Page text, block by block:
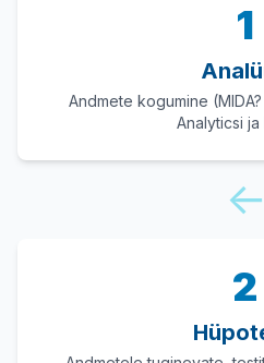
1
Andmete kogumine
Analyticsi ja
↓
2